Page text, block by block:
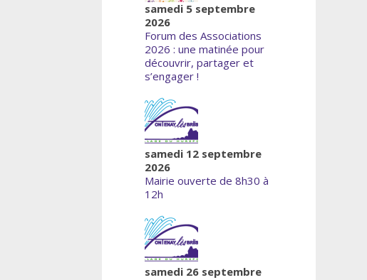
samedi 5 septembre
2026
Forum des Associations
2026 : une matinée pour
découvrir, partager et
s’engager !
samedi 12 septembre
2026
Mairie ouverte de 8h30 à
12h
samedi 26 septembre